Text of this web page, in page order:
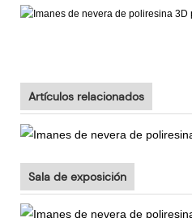
Artículos relacionados
Sala de exposición